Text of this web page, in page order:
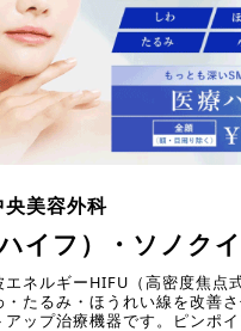
美容外科
イフ）・ソノク
ネルギーHIFU（高密度焦点
・たるみ・ほうれい線を改善
ップ治療機器です。ピンポ